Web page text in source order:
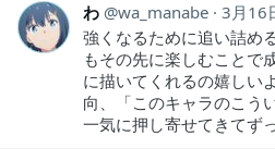
わ wa_manabe 3月16
強くなるために追い詰め
もその先に楽しむことで
に描いてくれるの嬉しい
向、「このキャラのこう
一気に押し寄せてきてず